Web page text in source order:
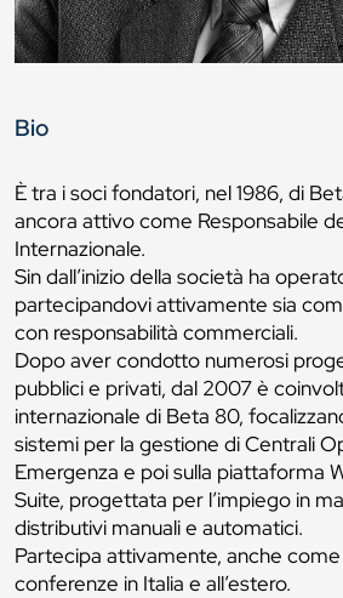
Bio
È tra i soci fondatori, nel 1986, di
ancora attivo come Responsabile
Internazionale.
Sin dall’inizio della società ha
partecipandovi attivamente sia
con responsabilità commerciali.
Dopo aver condotto numerosi
pubblici e privati, dal 2007 è
internazionale di Beta 80,
sistemi per la gestione di Centrali
Emergenza e poi sulla piattaforma
Suite, progettata per l’impiego in
distributivi manuali e automatici.
Partecipa attivamente, anche come
conferenze in Italia e all’estero.